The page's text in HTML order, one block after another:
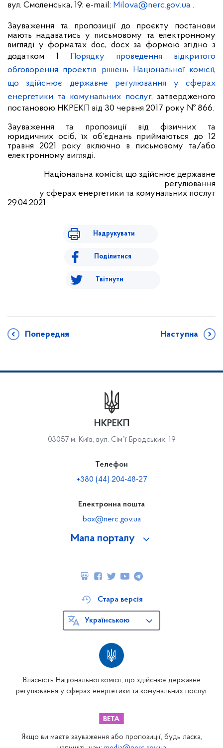
вул. Смоленська, 19; e-mail: Milova@nerc.gov.ua .
Зауваження та пропозиції до проєкту постанови
мають надаватись у письмовому та електронному
вигляді у форматах doc, docx за формою згідно з
додатком 1 Порядку проведення відкритого
обговорення проектів рішень Національної комісії,
що здійснює державне регулювання у сферах
енергетики та комунальних послуг, затвердженого
постановою НКРЕКП від 30 червня 2017 року № 866.
Зауваження та пропозиції від фізичних та
юридичних осіб, їх об’єднань приймаються до 12
травня 2021 року включно в письмовому та/або
електронному вигляді.
Національна комісія, що здійснює державне
регулювання
у сферах енергетики та комунальних послуг
29.04.2021
Надрукувати
Поділитися
Твітнути
Попередня Наступна
Мапа порталу
НКРЕКП
03057 м. Київ, вул. Сімʼї Бродських, 19
Телефон
+380 (44) 204-48-27
Електронна пошта
box@nerc.gov.ua
Власність Національної комісії, що здійснює державне
регулювання у сферах енергетики та комунальних послуг
Стара версія
Українською
Якщо ви маєте зауваження або пропозиції, будь ласка,